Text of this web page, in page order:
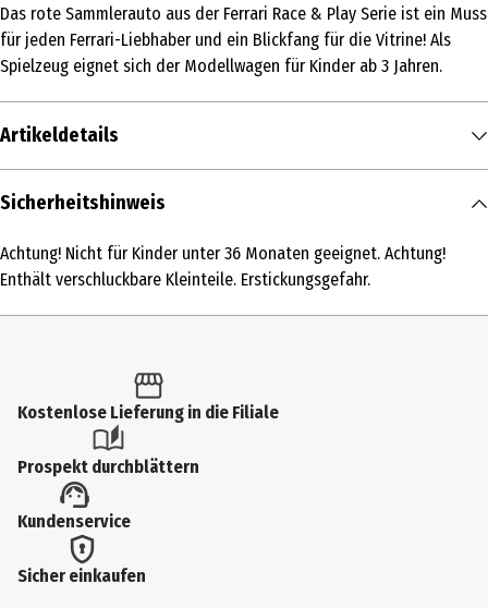
Das rote Sammlerauto aus der Ferrari Race & Play Serie ist ein Muss
für jeden Ferrari-Liebhaber und ein Blickfang für die Vitrine! Als
Spielzeug eignet sich der Modellwagen für Kinder ab 3 Jahren.
Artikeldetails
Inhalt
Produkttyp
Artikelnummer des Herstellers
Hersteller
Heinrich Bauer GmbH & Co. KG
Herstelleradresse
Sicherheitshinweis
Achtung! Nicht für Kinder unter 36 Monaten geeignet. Achtung!
Enthält verschluckbare Kleinteile. Erstickungsgefahr.
Kostenlose Lieferung in die Filiale
Prospekt durchblättern
Kundenservice
Sicher einkaufen